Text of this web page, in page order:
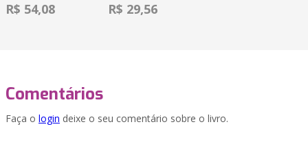
R$ 54,08 R$ 29,56
Comentários
Faça o login deixe o seu comentário sobre o livro.